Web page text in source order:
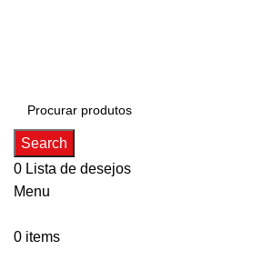
Search
0 Lista de desejos
Menu
0 items